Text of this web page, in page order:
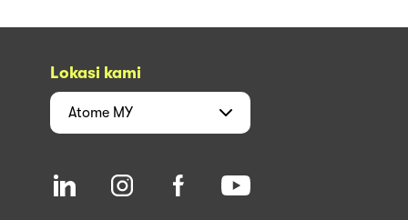
Lokasi kami
Atome MY